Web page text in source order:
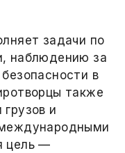
задачи по
наблюдению за
в
также
и
цель —